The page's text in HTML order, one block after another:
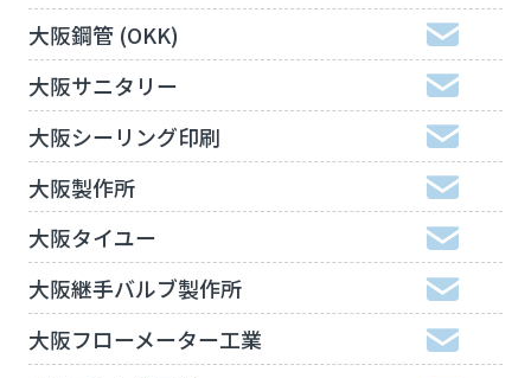
大阪鋼管 (OKK)
大阪サニタリー
大阪シーリング印刷
大阪製作所
大阪タイユー
大阪継手バルブ製作所
大阪フローメーター工業